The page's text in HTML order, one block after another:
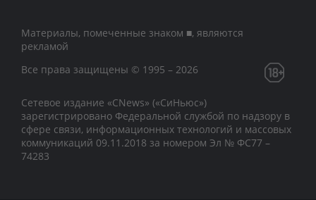
Материалы, помеченные знаком ■, являются
рекламой
Все права защищены © 1995 – 2026
Сетевое издание «CNews» («СиНьюс»)
зарегистрировано Федеральной службой по надзору в
сфере связи, информационных технологий и массовых
коммуникаций 09.11.2018 за номером Эл № ФС77 –
74283